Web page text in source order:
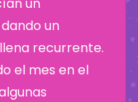
un
recurrente.
el mes en el